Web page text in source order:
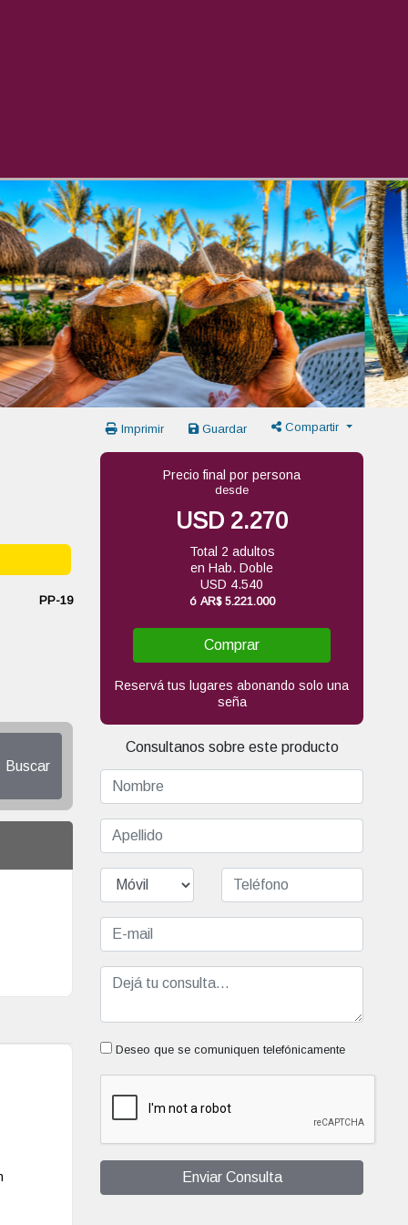
Imprimir Guardar Compartir
PP-19
Buscar
Precio final por persona
desde
USD 2.270
Total 2 adultos
en Hab. Doble
USD 4.540
ó AR$ 5.221.000
Comprar
Reservá tus lugares abonando solo una
seña
Consultanos sobre este producto
Deseo que se comuniquen telefónicamente
Enviar Consulta